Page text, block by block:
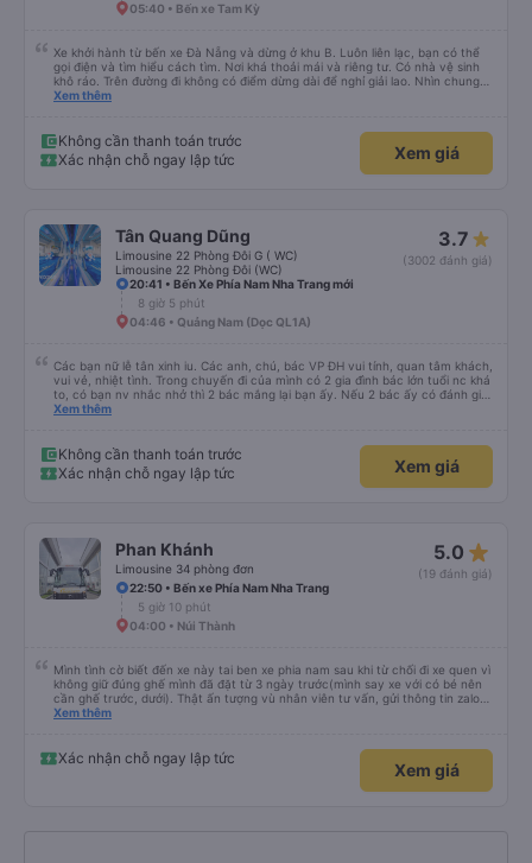
tích cực với công ty này. Đây là dịch vụ xe buýt tốt nhất mà tôi từng sử
05:40 • Bến xe Tam Kỳ
Xe khởi hành từ bến xe Đà Nẵng và dừng ở khu B. Luôn liên lạc, bạn có thể
gọi điện và tìm hiểu cách tìm. Nơi khá thoải mái và riêng tư. Có nhà vệ sinh
khô ráo. Trên đường đi không có điểm dừng dài để nghỉ giải lao. Nhìn chung
mọi thứ đều tuyệt vời.
Xem thêm
Không cần thanh toán trước
Xác nhận chỗ ngay lập tức
Xem giá
Tân Quang Dũng
Limousine 22 Phòng Đôi G ( WC)
Limousine 22 Phòng Đôi (WC)
3.7
(3002 đánh giá)
20:41 • Bến Xe Phía Nam Nha Trang mới
8 giờ 5 phút
04:46 • Quảng Nam (Dọc QL1A)
Các bạn nữ lễ tân xinh iu. Các anh, chú, bác VP ĐH vui tính, quan tâm khách,
vui vẻ, nhiệt tình. Trong chuyến đi của mình có 2 gia đình bác lớn tuổi nc khá
to, có bạn nv nhắc nhở thì 2 bác mắng lại bạn ấy. Nếu 2 bác ấy có đánh giá
xấu thì mình ngược lại nha. Bạn ấy nhắc nhở rất đúng. 2 bác nói rất to. To
bạn ấy nha. Nếu bạn ấy bị trừ thì bảo bạn ấy liên hệ sđt của mình, mình hỗ
trợ ạ. Số mình đuôi 666, chuyến ĐH-NT ngày 16/1. À các bạn nữ lễ tân xinh
iu còn đổi cho mình phòng đơn sang đôi xong còn note là (một mình) yêu
Xem thêm
Không cần thanh toán trước
Xác nhận chỗ ngay lập tức
Xem giá
Phan Khánh
Limousine 34 phòng đơn
5.0 star_rate
(19 đánh giá)
22:50 • Bến xe Phía Nam Nha Trang
5 giờ 10 phút
04:00 • Núi Thành
Mình tình cờ biết đến xe này tai ben xe phia nam sau khi từ chối đi xe quen vì
không giữ đúng ghế mình đã đặt từ 3 ngày trước(mình say xe với có bé nên
cần ghế trước, dưới). Thật ấn tượng vù nhân viên tư vấn, gửi thông tin zalo
rõ ràng, chuyên nghiệp. Đi đúng giờ, xe mới toanh, sạch sẽ thơm tho, buồng
các anh tài và lơ cũng cực dễ thương, tâm lý. 10 điểm không nhưng. Mình sẽ
lưu lại để giới thiệu người nhà, bạn bè đi xe này. ưng hết sức. Giờ thấy may
Xem thêm
Xác nhận chỗ ngay lập tức
Xem giá